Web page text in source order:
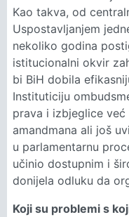
Kao takva, od
Uspostavljanjem
nekoliko godina
istitucionalni okvir
bi BiH dobila
Instituticiju
prava i izbjeglice
amandmana ali još
u parlamentarnu
učinio dostupnim i
donijela odluku da
Koji su problemi s